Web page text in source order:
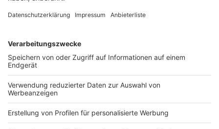
davon auszugehen, dass der Straßenverkehr in einigen
darüber ansteigt“, so Dauert. Auf das ganze Jahr
bezogen seien deshalb keine nennenswerten
Verbesserungen zu erwarten. Daher bestehe auch kein